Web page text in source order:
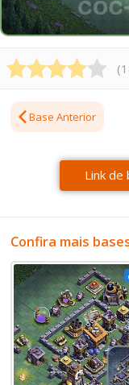
(
Base Anterior
Link
Confira mais